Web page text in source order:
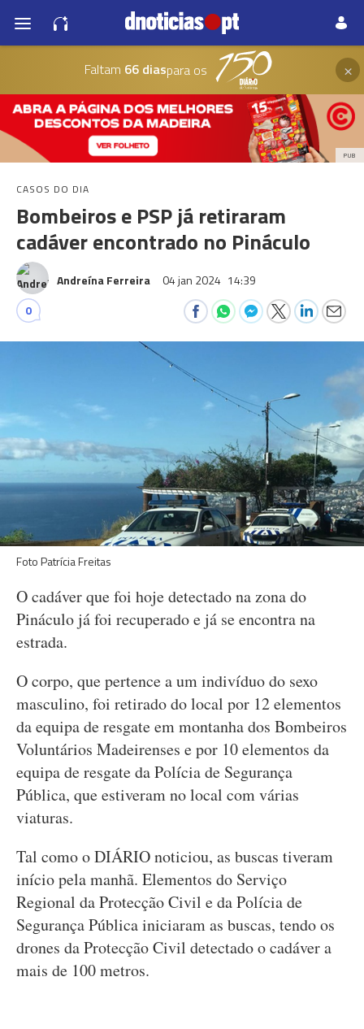
Faltam 66 diaspara os ×
PUB
CASOS DO DIA
Bombeiros e PSP já retiraram
cadáver encontrado no Pináculo
Andreína Ferreira 04 jan 2024 14:39
0
Foto Patrícia Freitas
O cadáver que foi hoje detectado na zona do
Pináculo já foi recuperado e já se encontra na
estrada.
O corpo, que pertence a um indivíduo do sexo
masculino, foi retirado do local por 12 elementos
da equipa de resgate em montanha dos Bombeiros
Voluntários Madeirenses e por 10 elementos da
equipa de resgate da Polícia de Segurança
Pública, que estiveram no local com várias
viaturas.
Tal como o DIÁRIO noticiou, as buscas tiveram
início pela manhã. Elementos do Serviço
Regional da Protecção Civil e da Polícia de
Segurança Pública iniciaram as buscas, tendo os
drones da Protecção Civil detectado o cadáver a
mais de 100 metros.